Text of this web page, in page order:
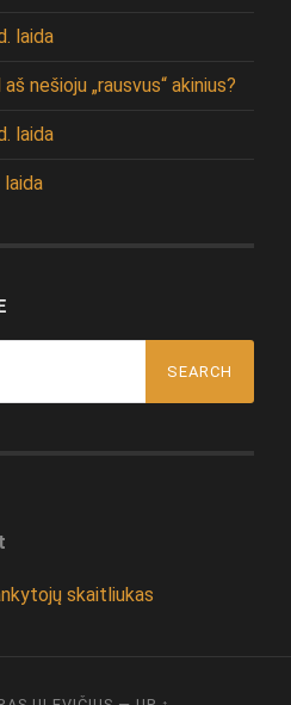
laida
nešioju „rausvus“ akinius?
laida
laida